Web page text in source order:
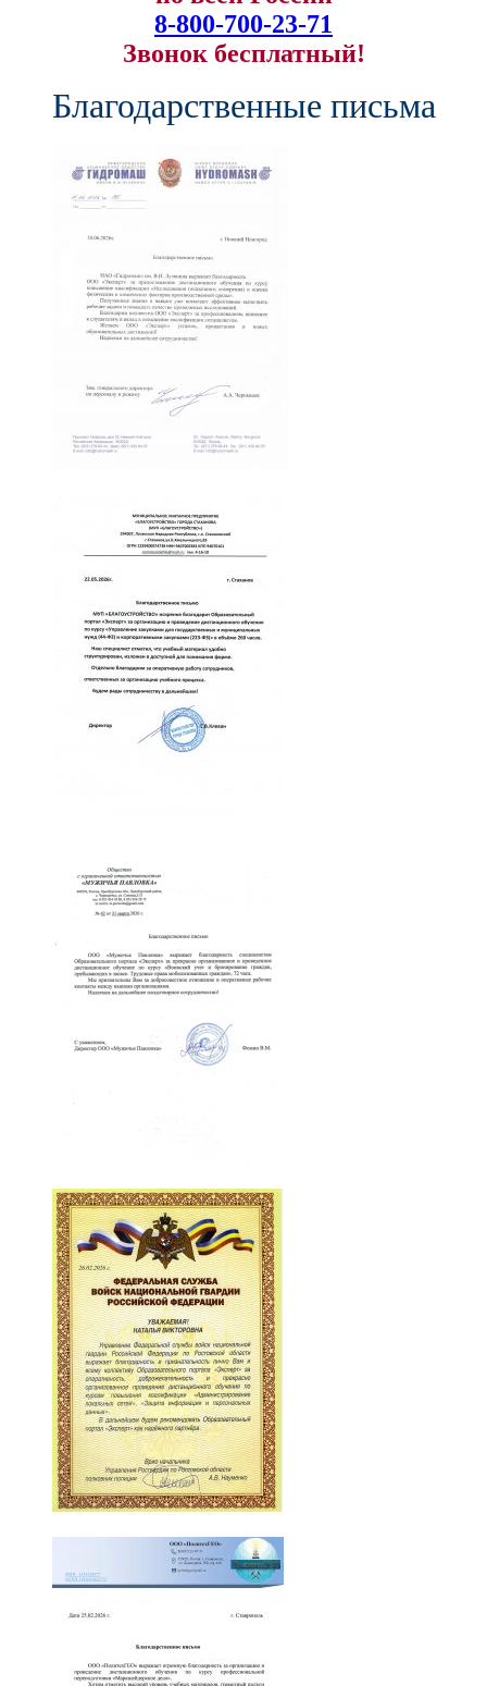
8-800-700-23-71
Звонок бесплатный!
Благодарственные письма